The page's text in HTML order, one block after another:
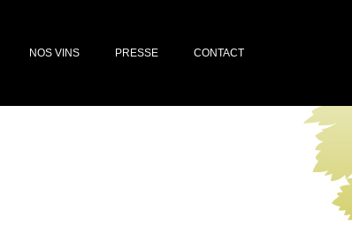
NOS VINS PRESSE CONTACT